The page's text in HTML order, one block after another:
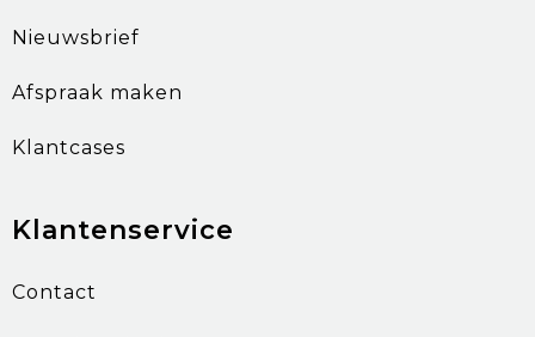
Nieuwsbrief
Afspraak maken
Klantcases
Klantenservice
Contact